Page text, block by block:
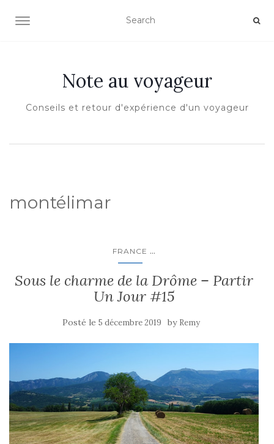
OUVRIR/FERMER LA NAVIGATION
Note au voyageur
Conseils et retour d'expérience d'un voyageur
montélimar
FRANCE ...
Sous le charme de la Drôme – Partir
Un Jour #15
Posté le 5 décembre 2019 by Remy